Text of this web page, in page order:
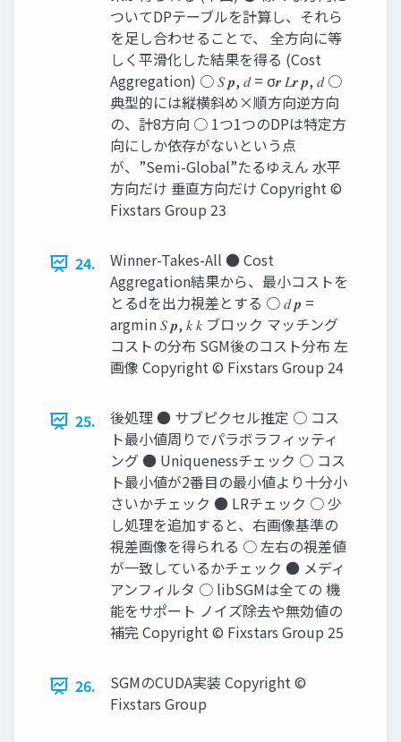
ついてDPテーブルを計算し、それら
を足し合わせることで、 全方向に等
しく平滑化した結果を得る (Cost
Aggregation) ○ 𝑆 𝒑, 𝑑 = σ𝒓 𝐿𝒓 𝒑, 𝑑 ○
典型的には縦横斜め×順方向逆方向
の、計8方向 ○ 1つ1つのDPは特定方
向にしか依存がないという点
が、”Semi-Global”たるゆえん 水平
方向だけ 垂直方向だけ Copyright ©
Fixstars Group 23
24.
Winner-Takes-All ● Cost
Aggregation結果から、最小コストを
とるdを出力視差とする ○ 𝑑 𝒑 =
argmin 𝑆 𝒑, 𝑘 𝑘 ブロック マッチング
コストの分布 SGM後のコスト分布 左
画像 Copyright © Fixstars Group 24
25.
後処理 ● サブピクセル推定 ○ コス
ト最小値周りでパラボラフィッティ
ング ● Uniquenessチェック ○ コス
ト最小値が2番目の最小値より十分小
さいかチェック ● LRチェック ○ 少
し処理を追加すると、右画像基準の
視差画像を得られる ○ 左右の視差値
が一致しているかチェック ● メディ
アンフィルタ ○ libSGMは全ての 機
能をサポート ノイズ除去や無効値の
補完 Copyright © Fixstars Group 25
26.
SGMのCUDA実装 Copyright ©
Fixstars Group